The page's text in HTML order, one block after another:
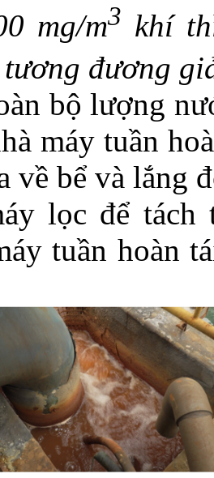
mg/m3 khí
đương
bộ lượng
máy tuần
về bể và lắng
lọc để
tuần hoàn